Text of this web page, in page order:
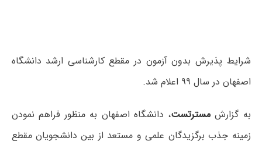
شرایط پذیرش بدون آزمون در مقطع کارشناسی ارشد دانشگاه
اصفهان در سال ۹۹ اعلام شد.
به گزارش مسترتست، دانشگاه اصفهان به منظور فراهم نمودن
زمینه جذب برگزیدگان علمی و مستعد از بین دانشجویان مقطع